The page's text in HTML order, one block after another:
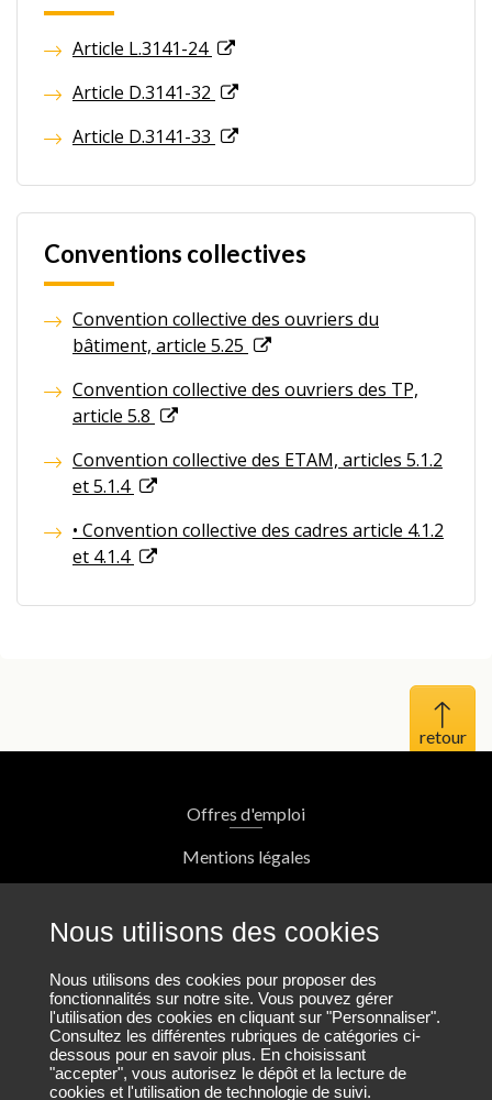
Nous utilisons des cookies
Nous utilisons des cookies pour proposer des
fonctionnalités sur notre site. Vous pouvez gérer
l'utilisation des cookies en cliquant sur "Personnaliser".
Consultez les différentes rubriques de catégories ci-
dessous pour en savoir plus. En choisissant
"accepter", vous autorisez le dépôt et la lecture de
cookies et l'utilisation de technologie de suivi.
Article L.3141-24
Article D.3141-32
Article D.3141-33
Conventions collectives
Convention collective des ouvriers du
bâtiment, article 5.25
Convention collective des ouvriers des TP,
article 5.8
Convention collective des ETAM, articles 5.1.2
et 5.1.4
• Convention collective des cadres article 4.1.2
et 4.1.4
Haut
Offres d'emploi
Mentions légales
Plan du site
Nous contacter
Nous suivre sur LinkedIn